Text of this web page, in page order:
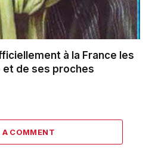
à la France les
et de ses proches
A COMMENT